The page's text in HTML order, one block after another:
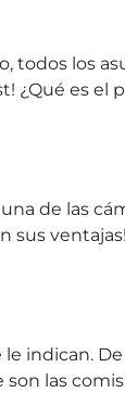
todos los
¿Qué es el
de las
indican.
son las